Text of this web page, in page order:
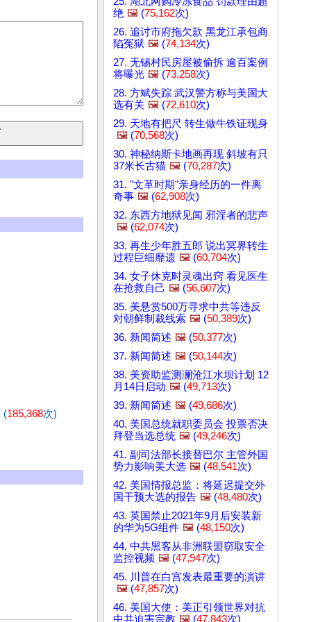
(185,368次)
绝 🖼️ (75,162次)
26. 追讨市府拖欠款 黑龙江承包商
陷冤狱 🖼️ (74,134次)
27. 无锡村民房屋被偷拆 逾百案例
将曝光 🖼️ (73,258次)
28. 方斌失踪 武汉警方称与美国大
选有关 🖼️ (72,610次)
29. 天地有把尺 转生做牛铁证现身
🖼️ (70,568次)
30. 神秘纳斯卡地画再现 斜坡有只
37米长古猫 🖼️ (70,287次)
31. "文革时期"亲身经历的一件离
奇事 🖼️ (62,908次)
32. 东西方地狱见闻 邪淫者的悲声
🖼️ (62,074次)
33. 再生少年胜五郎 说出冥界转生
过程巨细靡遗 🖼️ (60,704次)
34. 女子休克时灵魂出窍 看见医生
在抢救自己 🖼️ (56,607次)
35. 美悬赏500万寻求中共等违反
对朝鲜制裁线索 🖼️ (50,389次)
36. 新闻简述 🖼️ (50,377次)
37. 新闻简述 🖼️ (50,144次)
38. 美资助监测澜沧江水坝计划 12
月14日启动 🖼️ (49,713次)
39. 新闻简述 🖼️ (49,686次)
40. 美国总统就职委员会 投票否决
拜登当选总统 🖼️ (49,246次)
41. 副司法部长接替巴尔 主管外国
势力影响美大选 🖼️ (48,541次)
42. 美国情报总监：将延迟提交外
国干预大选的报告 🖼️ (48,480次)
43. 英国禁止2021年9月后安装新
的华为5G组件 🖼️ (48,150次)
44. 中共黑客从非洲联盟窃取安全
监控视频 🖼️ (47,947次)
45. 川普在白宫发表最重要的演讲
🖼️ (47,857次)
46. 美国大使：美正引领世界对抗
中共迫害宗教 🖼️ (47,843次)